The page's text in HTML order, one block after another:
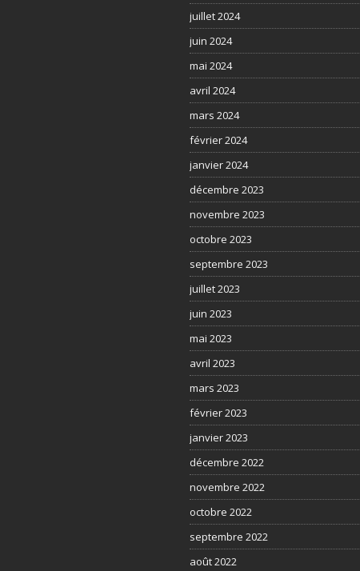
juillet 2024
juin 2024
mai 2024
avril 2024
mars 2024
février 2024
janvier 2024
décembre 2023
novembre 2023
octobre 2023
septembre 2023
juillet 2023
juin 2023
mai 2023
avril 2023
mars 2023
février 2023
janvier 2023
décembre 2022
novembre 2022
octobre 2022
septembre 2022
août 2022